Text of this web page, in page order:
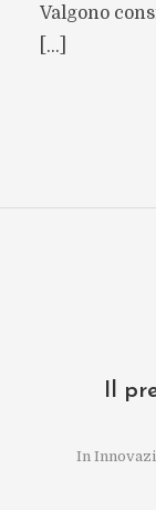
Valgono
[…]
Il
In